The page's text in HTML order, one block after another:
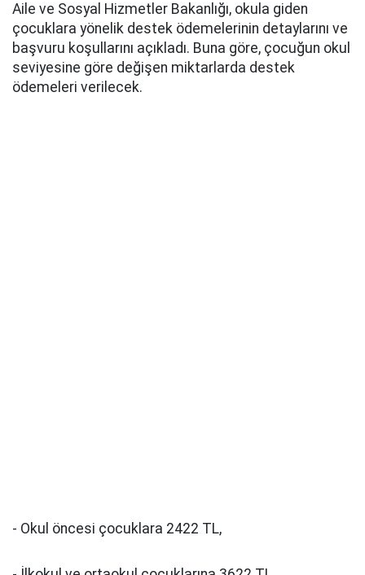
Aile ve Sosyal Hizmetler Bakanlığı, okula giden
çocuklara yönelik destek ödemelerinin detaylarını ve
başvuru koşullarını açıkladı. Buna göre, çocuğun okul
seviyesine göre değişen miktarlarda destek
ödemeleri verilecek.
- Okul öncesi çocuklara 2422 TL,